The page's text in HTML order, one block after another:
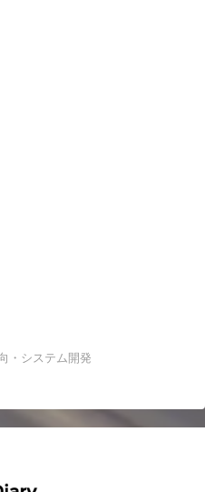
・システム開発